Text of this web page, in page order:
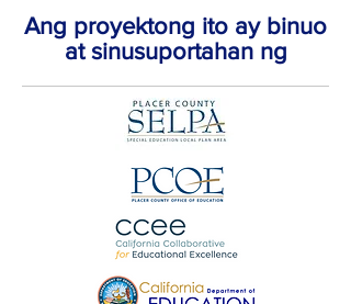
Ang proyektong ito ay binuo
at sinusuportahan ng